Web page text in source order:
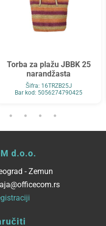
Torba za plažu JBBK 25
narandžasta
Šifra: 16TRZB25J
Bar kod: 5056274790425
d.o.o.
- Zemun